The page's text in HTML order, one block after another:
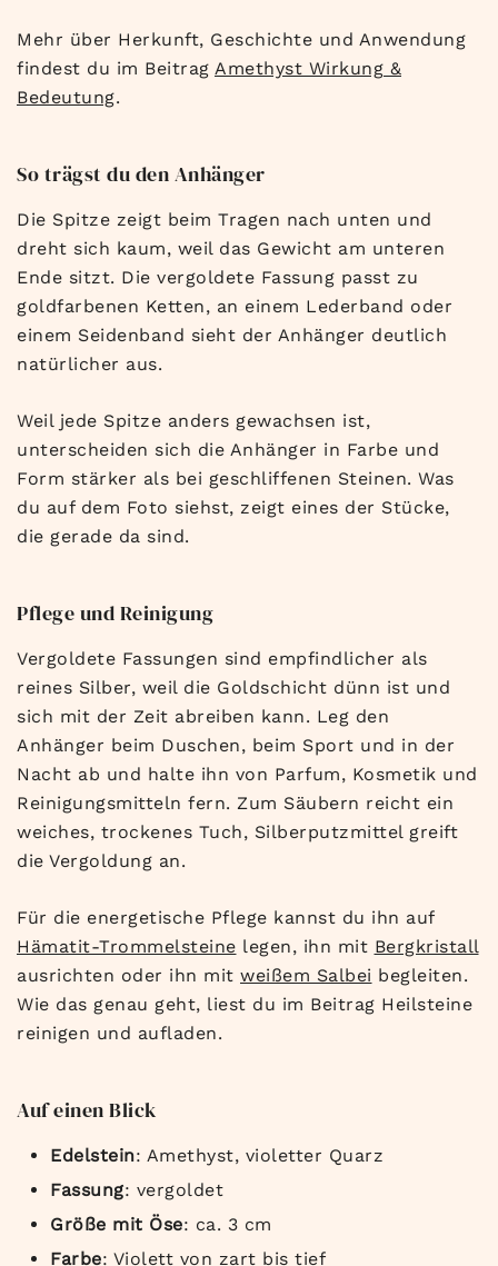
Mehr über Herkunft, Geschichte und Anwendung
findest du im Beitrag Amethyst Wirkung &
Bedeutung.
So trägst du den Anhänger
Die Spitze zeigt beim Tragen nach unten und
dreht sich kaum, weil das Gewicht am unteren
Ende sitzt. Die vergoldete Fassung passt zu
goldfarbenen Ketten, an einem Lederband oder
einem Seidenband sieht der Anhänger deutlich
natürlicher aus.
Weil jede Spitze anders gewachsen ist,
unterscheiden sich die Anhänger in Farbe und
Form stärker als bei geschliffenen Steinen. Was
du auf dem Foto siehst, zeigt eines der Stücke,
die gerade da sind.
Pflege und Reinigung
Vergoldete Fassungen sind empfindlicher als
reines Silber, weil die Goldschicht dünn ist und
sich mit der Zeit abreiben kann. Leg den
Anhänger beim Duschen, beim Sport und in der
Nacht ab und halte ihn von Parfum, Kosmetik und
Reinigungsmitteln fern. Zum Säubern reicht ein
weiches, trockenes Tuch, Silberputzmittel greift
die Vergoldung an.
Für die energetische Pflege kannst du ihn auf
Hämatit-Trommelsteine legen, ihn mit Bergkristall
ausrichten oder ihn mit weißem Salbei begleiten.
Wie das genau geht, liest du im Beitrag Heilsteine
reinigen und aufladen.
Auf einen Blick
Edelstein: Amethyst, violetter Quarz
Fassung: vergoldet
Größe mit Öse: ca. 3 cm
Farbe: Violett von zart bis tief